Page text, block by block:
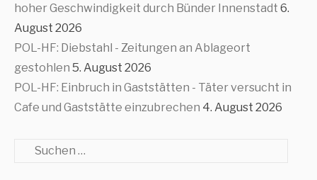
hoher Geschwindigkeit durch Bünder Innenstadt 6.
August 2026
POL-HF: Diebstahl - Zeitungen an Ablageort
gestohlen 5. August 2026
POL-HF: Einbruch in Gaststätten - Täter versucht in
Cafe und Gaststätte einzubrechen 4. August 2026
Suche